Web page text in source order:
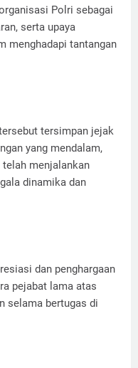
Polri sebagai
serta upaya
menghadapi tantangan
tersimpan jejak
yang mendalam,
telah menjalankan
dinamika dan
dan penghargaan
pejabat lama atas
selama bertugas di